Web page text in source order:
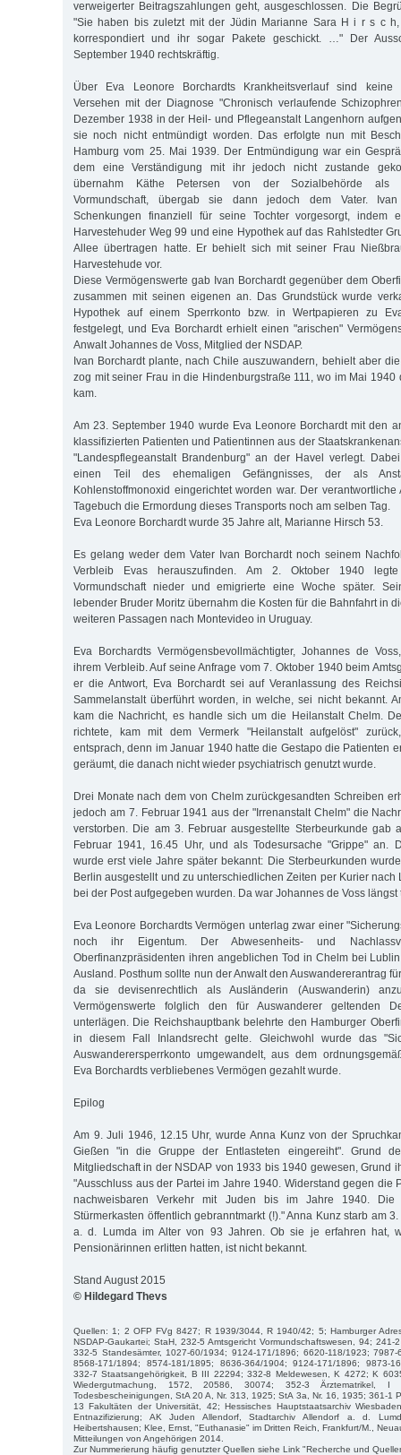
verweigerter Beitragszahlungen geht, ausgeschlossen. Die
"Sie haben bis zuletzt mit der Jüdin Marianne Sara H i r s c
korrespondiert und ihr sogar Pakete geschickt. …" Der
September 1940 rechtskräftig.
Über Eva Leonore Borchardts Krankheitsverlauf sind keine
Versehen mit der Diagnose "Chronisch verlaufende
Dezember 1938 in der Heil- und Pflegeanstalt Langenhorn
sie noch nicht entmündigt worden. Das erfolgte nun mit
Hamburg vom 25. Mai 1939. Der Entmündigung war ein
dem eine Verständigung mit ihr jedoch nicht zustande
übernahm Käthe Petersen von der Sozialbehörde als
Vormundschaft, übergab sie dann jedoch dem Vater.
Schenkungen finanziell für seine Tochter vorgesorgt, indem
Harvestehuder Weg 99 und eine Hypothek auf das Rahlstedter
Allee übertragen hatte. Er behielt sich mit seiner Frau
Harvestehude vor.
Diese Vermögenswerte gab Ivan Borchardt gegenüber dem
zusammen mit seinen eigenen an. Das Grundstück wurde
Hypothek auf einem Sperrkonto bzw. in Wertpapieren zu
festgelegt, und Eva Borchardt erhielt einen "arischen"
Anwalt Johannes de Voss, Mitglied der NSDAP.
Ivan Borchardt plante, nach Chile auszuwandern, behielt aber
zog mit seiner Frau in die Hindenburgstraße 111, wo im Mai 1940
kam.
Am 23. September 1940 wurde Eva Leonore Borchardt mit den
klassifizierten Patienten und Patientinnen aus der
"Landespflegeanstalt Brandenburg" an der Havel verlegt.
einen Teil des ehemaligen Gefängnisses, der als
Kohlenstoffmonoxid eingerichtet worden war. Der
Tagebuch die Ermordung dieses Transports noch am selben Tag.
Eva Leonore Borchardt wurde 35 Jahre alt, Marianne Hirsch 53.
Es gelang weder dem Vater Ivan Borchardt noch seinem
Verbleib Evas herauszufinden. Am 2. Oktober 1940
Vormundschaft nieder und emigrierte eine Woche später.
lebender Bruder Moritz übernahm die Kosten für die Bahnfahrt in
weiteren Passagen nach Montevideo in Uruguay.
Eva Borchardts Vermögensbevollmächtigter, Johannes de
ihrem Verbleib. Auf seine Anfrage vom 7. Oktober 1940 beim
er die Antwort, Eva Borchardt sei auf Veranlassung des
Sammelanstalt überführt worden, in welche, sei nicht bekannt.
kam die Nachricht, es handle sich um die Heilanstalt Chelm.
richtete, kam mit dem Vermerk "Heilanstalt aufgelöst"
entsprach, denn im Januar 1940 hatte die Gestapo die Patienten
geräumt, die danach nicht wieder psychiatrisch genutzt wurde.
Drei Monate nach dem von Chelm zurückgesandten Schreiben
jedoch am 7. Februar 1941 aus der "Irrenanstalt Chelm" die
verstorben. Die am 3. Februar ausgestellte Sterbeurkunde gab
Februar 1941, 16.45 Uhr, und als Todesursache "Grippe" an.
wurde erst viele Jahre später bekannt: Die Sterbeurkunden
Berlin ausgestellt und zu unterschiedlichen Zeiten per Kurier nach
bei der Post aufgegeben wurden. Da war Johannes de Voss längst
Eva Leonore Borchardts Vermögen unterlag zwar einer
noch ihr Eigentum. Der Abwesenheits- und
Oberfinanzpräsidenten ihren angeblichen Tod in Chelm bei
Ausland. Posthum sollte nun der Anwalt den Auswandererantrag
da sie devisenrechtlich als Ausländerin (Auswanderin)
Vermögenswerte folglich den für Auswanderer geltenden
unterlägen. Die Reichshauptbank belehrte den Hamburger
in diesem Fall Inlandsrecht gelte. Gleichwohl wurde das
Auswanderersperrkonto umgewandelt, aus dem
Eva Borchardts verbliebenes Vermögen gezahlt wurde.
Epilog
Am 9. Juli 1946, 12.15 Uhr, wurde Anna Kunz von der
Gießen "in die Gruppe der Entlasteten eingereiht". Grund
Mitgliedschaft in der NSDAP von 1933 bis 1940 gewesen, Grund
"Ausschluss aus der Partei im Jahre 1940. Widerstand gegen die
nachweisbaren Verkehr mit Juden bis im Jahre 1940. Die
Stürmerkasten öffentlich gebranntmarkt (!)." Anna Kunz starb am
a. d. Lumda im Alter von 93 Jahren. Ob sie je erfahren hat,
Pensionärinnen erlitten hatten, ist nicht bekannt.
Stand August 2015
© Hildegard Thevs
Quellen: 1; 2 OFP FVg 8427; R 1939/3044, R 1940/42; 5; Hamburger
NSDAP-Gaukartei; StaH, 232-5 Amtsgericht Vormundschaftswesen, 94; 241-
332-5 Standesämter, 1027-60/1934; 9124-171/1896; 6620-118/1923;
8568-171/1894; 8574-181/1895; 8636-364/1904; 9124-171/1896; 9873-
332-7 Staatsangehörigkeit, B III 22294; 332-8 Meldewesen, K 4272; K
Wiedergutmachung, 1572, 20586, 30074; 352-3
Todesbescheinigungen, StA 20 A, Nr. 313, 1925; StA 3a, Nr. 16, 1935; 361-1
13 Fakultäten der Universität, 42; Hessisches Hauptstaatsarchiv
Entnazifizierung; AK Juden Allendorf, Stadtarchiv Allendorf a. d.
Heibertshausen; Klee, Ernst, "Euthanasie" im Dritten Reich, Frankfurt/M.,
Mitteilungen von Angehörigen 2014.
Zur Nummerierung häufig genutzter Quellen siehe Link "Recherche und